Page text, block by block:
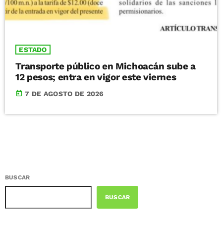
ESTADO
Transporte público en Michoacán sube a
12 pesos; entra en vigor este viernes
today 7 DE AGOSTO DE 2026
BUSCAR
BUSCAR